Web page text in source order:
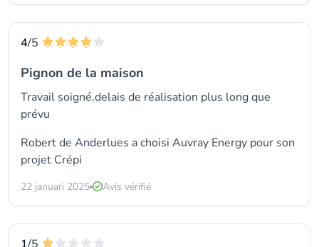
4/5
Pignon de la maison
Travail soigné.delais de réalisation plus long que
prévu
Robert de Anderlues a choisi Auvray Energy pour son
projet Crépi
22 januari 2025 Avis vérifié